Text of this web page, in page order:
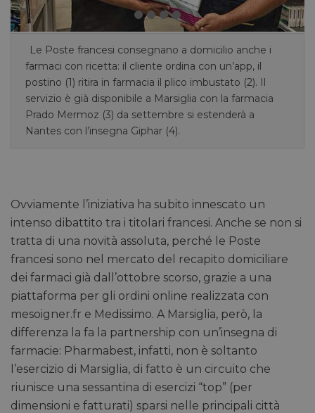
Le Poste francesi consegnano a domicilio anche i
farmaci con ricetta: il cliente ordina con un’app, il
postino (1) ritira in farmacia il plico imbustato (2). Il
servizio è già disponibile a Marsiglia con la farmacia
Prado Mermoz (3) da settembre si estenderà a
Nantes con l’insegna Giphar (4).
Ovviamente l’iniziativa ha subito innescato un
intenso dibattito tra i titolari francesi. Anche se non si
tratta di una novità assoluta, perché le Poste
francesi sono nel mercato del recapito domiciliare
dei farmaci già dall’ottobre scorso, grazie a una
piattaforma per gli ordini online realizzata con
mesoigner.fr e Medissimo. A Marsiglia, però, la
differenza la fa la partnership con un’insegna di
farmacie: Pharmabest, infatti, non è soltanto
l’esercizio di Marsiglia, di fatto è un circuito che
riunisce una sessantina di esercizi “top” (per
dimensioni e fatturati) sparsi nelle principali città